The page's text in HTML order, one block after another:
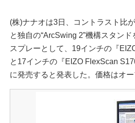
(株)ナナオは3日、コントラスト比
と独自の“ArcSwing 2”機構スタン
スプレーとして、19インチの『
と17インチの『EIZO FlexScan
に発売すると発表した。価格はオー